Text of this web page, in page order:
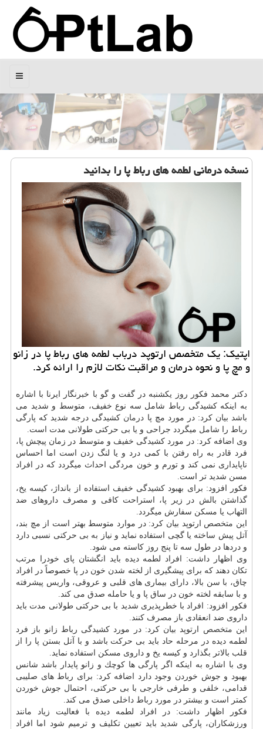
منو
نسخه درمانی لطمه های رباط پا را بدانید
اپتیك: یك متخصص ارتوپد درباب لطمه های رباط پا در زانو
و مچ پا و نحوه درمان و مراقبت نكات لازم را ارائه كرد.
دكتر محمد فكور روز یكشنبه در گفت و گو با خبرنگار ایرنا با اشاره
به اینكه كشیدگی رباط شامل سه نوع خفیف، متوسط و شدید می
باشد بیان كرد: در مورد مچ پا درمان كشیدگی درجه شدید كه پارگی
رباط را شامل میگردد جراحی و یا بی حركتی طولانی مدت است.
وی اضافه كرد: در مورد كشیدگی خفیف و متوسط در زمان پیچش پا،
فرد قادر به راه رفتن با كمی درد و یا لنگ زدن است اما احساس
ناپایداری نمی كند و تورم و خون مردگی احداث میگردد كه در افراد
مسن شدید تر است.
فكور افزود: برای بهبود كشیدگی خفیف استفاده از بانداژ، كیسه یخ،
گذاشتن بالش در زیر پا، استراحت كافی و مصرف داروهای ضد
التهاب یا مسكن سفارش میگردد.
این متخصص ارتوپد بیان كرد: در موارد متوسط بهتر است از مچ بند،
آتل پیش ساخته یا گچی استفاده نماید و نیاز به بی حركتی نسبی دارد
و دردها در طول سه تا پنج روز كاسته می شود.
وی اظهار داشت: افراد لطمه دیده باید انگشتان پای خودرا مرتب
تكان دهند كه برای پیشگیری از لخته شدن خون در پا خصوصاً در افراد
چاق، با سن بالا، دارای بیماری های قلبی و عروقی، واریس پیشرفته
و با سابقه لخته خون در ساق پا و یا حامله صدق می كند.
فكور افزود: افراد با خطرپذیری شدید با بی حركتی طولانی مدت باید
داروی ضد انعقادی باز مصرف كنند.
این متخصص ارتوپد بیان كرد: در مورد كشیدگی رباط زانو باز فرد
لطمه دیده در مرحله حاد باید بی حركت باشد و با آتل بستن پا را از
قلب بالاتر بگذارد و كیسه یخ و داروی مسكن استفاده نماید.
وی با اشاره به اینكه اگر پارگی ها كوچك و زانو پایدار باشد شانس
بهبود و جوش خوردن وجود دارد اضافه كرد: برای رباط های صلیبی
قدامی، خلفی و طرفی خارجی با بی حركتی، احتمال جوش خوردن
كمتر است و بیشتر در مورد رباط داخلی صدق می كند.
فكور اظهار داشت: در افراد لطمه دیده با فعالیت زیاد مانند
ورزشكاران، پارگی شدید باید تعیین تكلیف و ترمیم شود اما افراد